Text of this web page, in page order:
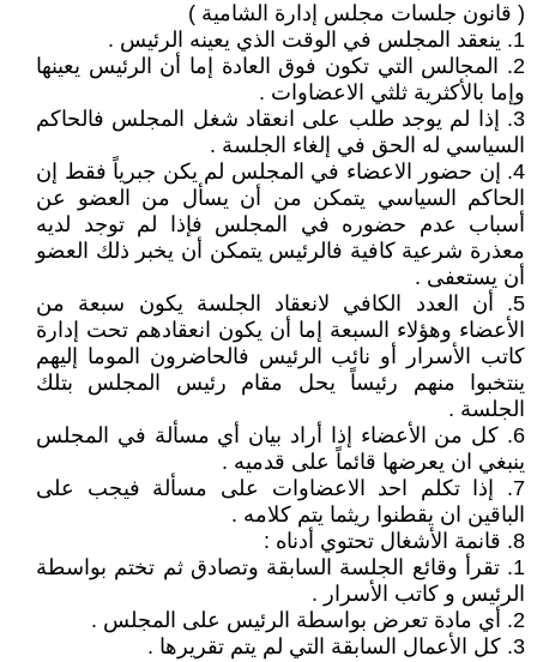
( قانون جلسات مجلس إدارة الشامية )
1. ينعقد المجلس في الوقت الذي يعينه الرئيس .
2. المجالس التي تكون فوق العادة إما أن الرئيس يعينها
وإما بالأكثرية ثلثي الاعضاوات .
3. إذا لم يوجد طلب على انعقاد شغل المجلس فالحاكم
السياسي له الحق في إلغاء الجلسة .
4. إن حضور الاعضاء في المجلس لم يكن جبرياً فقط إن
الحاكم السياسي يتمكن من أن يسأل من العضو عن
أسباب عدم حضوره في المجلس فإذا لم توجد لديه
معذرة شرعية كافية فالرئيس يتمكن أن يخبر ذلك العضو
أن يستعفى .
5. أن العدد الكافي لانعقاد الجلسة يكون سبعة من
الأعضاء وهؤلاء السبعة إما أن يكون انعقادهم تحت إدارة
كاتب الأسرار أو نائب الرئيس فالحاضرون الموما إليهم
ينتخبوا منهم رئيساً يحل مقام رئيس المجلس بتلك
الجلسة .
6. كل من الأعضاء إذا أراد بيان أي مسألة في المجلس
ينبغي ان يعرضها قائماً على قدميه .
7. إذا تكلم احد الاعضاوات على مسألة فيجب على
الباقين ان يقطنوا ريثما يتم كلامه .
8. قانمة الأشغال تحتوي أدناه :
1. تقرأ وقائع الجلسة السابقة وتصادق ثم تختم بواسطة
الرئيس و كاتب الأسرار .
2. أي مادة تعرض بواسطة الرئيس على المجلس .
3. كل الأعمال السابقة التي لم يتم تقريرها .